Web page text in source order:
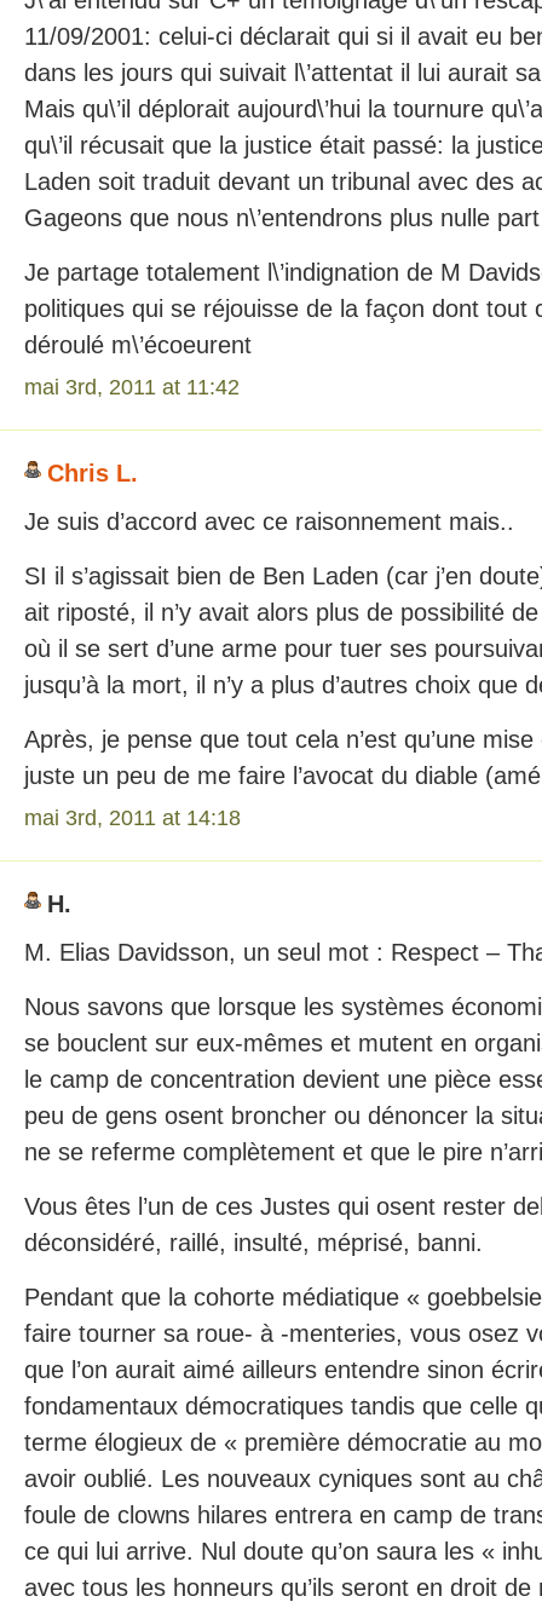
11/09/2001: celui-ci déclarait qui si il avait eu
dans les jours qui suivait l\’attentat il lui aurait
Mais qu\’il déplorait aujourd\’hui la tournure
qu\’il récusait que la justice était passé: la
Laden soit traduit devant un tribunal avec des
Gageons que nous n\’entendrons plus nulle
Je partage totalement l\’indignation de M
politiques qui se réjouisse de la façon dont tout
déroulé m\’écoeurent
mai 3rd, 2011 at 11:42
Chris L.
Je suis d’accord avec ce raisonnement mais..
SI il s’agissait bien de Ben Laden (car j’en
ait riposté, il n’y avait alors plus de possibilité
où il se sert d’une arme pour tuer ses
jusqu’à la mort, il n’y a plus d’autres choix que
Après, je pense que tout cela n’est qu’une mise
juste un peu de me faire l’avocat du diable
mai 3rd, 2011 at 14:18
H.
M. Elias Davidsson, un seul mot : Respect –
Nous savons que lorsque les systèmes
se bouclent sur eux-mêmes et mutent en
le camp de concentration devient une pièce
peu de gens osent broncher ou dénoncer la
ne se referme complètement et que le pire
Vous êtes l’un de ces Justes qui osent rester
déconsidéré, raillé, insulté, méprisé, banni.
Pendant que la cohorte médiatique «
faire tourner sa roue- à -menteries, vous osez
que l’on aurait aimé ailleurs entendre sinon
fondamentaux démocratiques tandis que celle
terme élogieux de « première démocratie au
avoir oublié. Les nouveaux cyniques sont au
foule de clowns hilares entrera en camp de
ce qui lui arrive. Nul doute qu’on saura les «
avec tous les honneurs qu’ils seront en droit